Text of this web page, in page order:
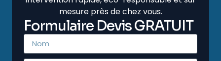
mesure près de chez vous.
Formulaire Devis GRATUIT